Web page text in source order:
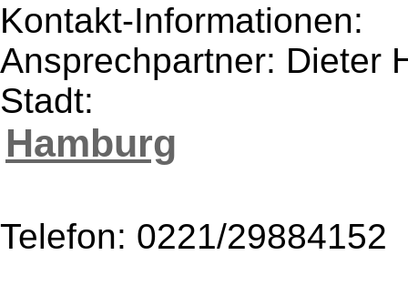
Kontakt-Informationen:
Ansprechpartner: Dieter
Stadt:
Hamburg
Telefon: 0221/29884152